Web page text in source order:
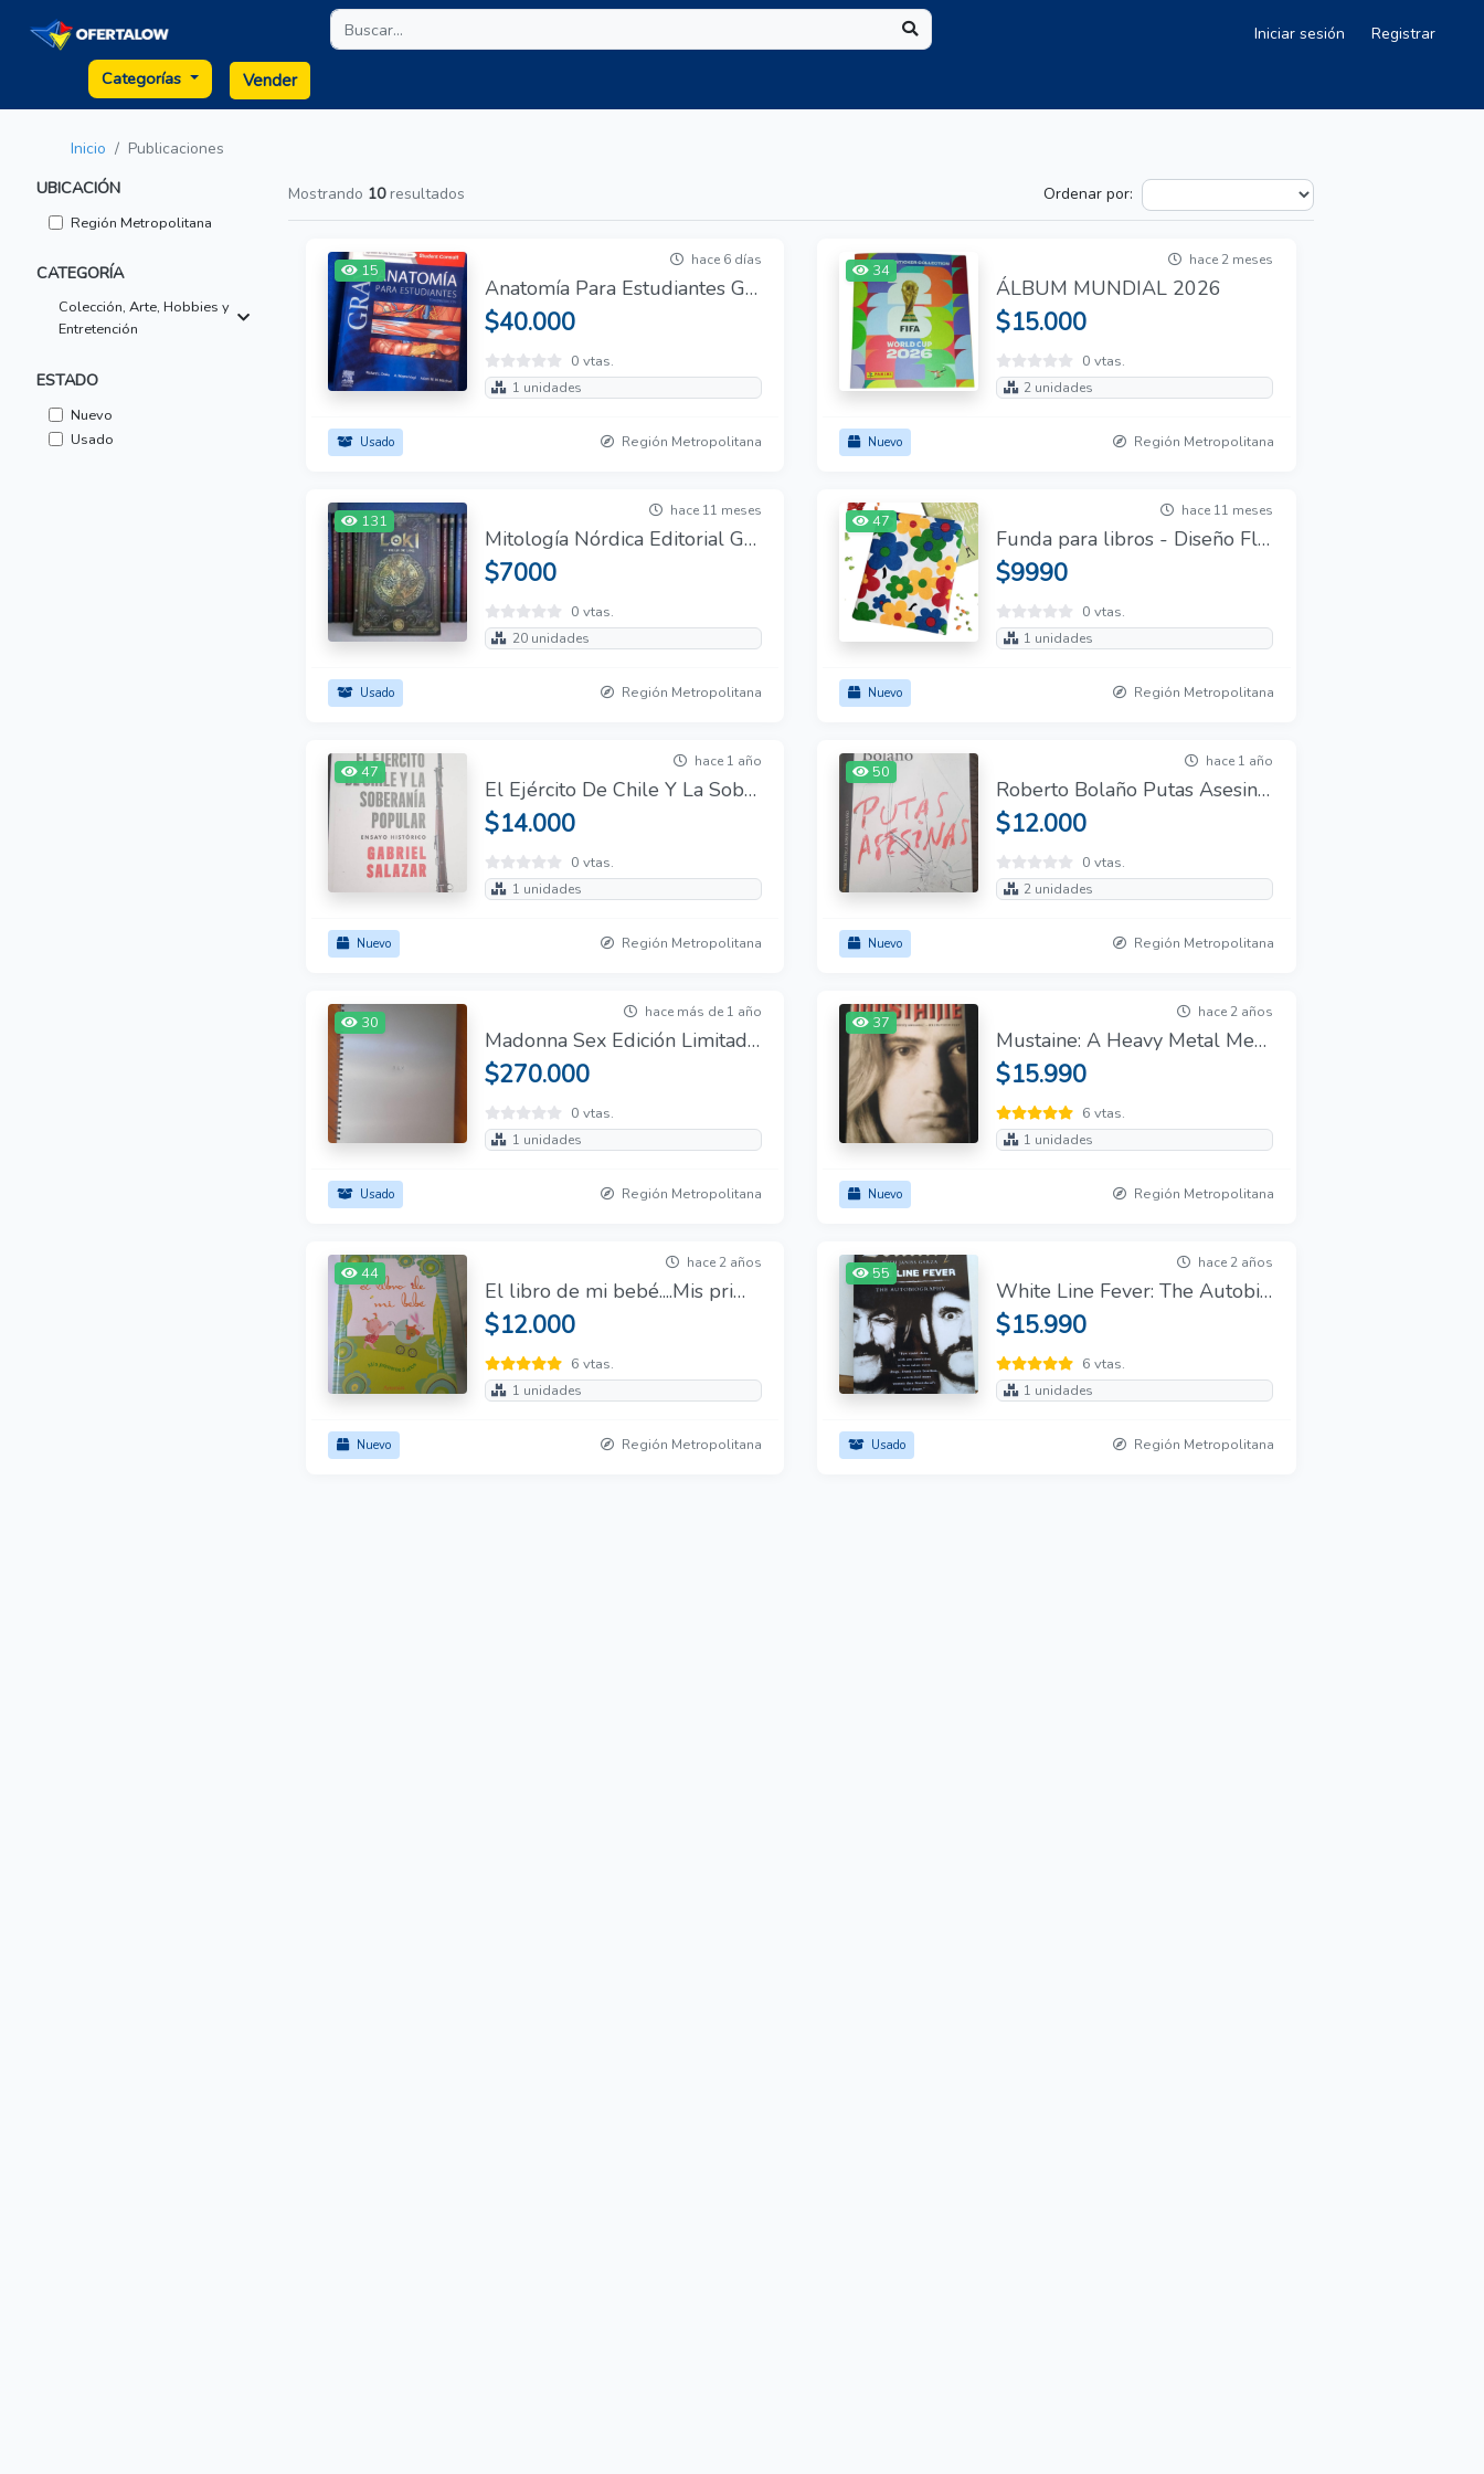
Iniciar sesión Registrar
Categorías Vender
Inicio Publicaciones
UBICACIÓN
Región Metropolitana
CATEGORÍA
Colección, Arte, Hobbies y
Entretención
ESTADO
Nuevo
Usado
Mostrando 10resultados Ordenar por:
15
hace 6 días
Anatomía Para Estudiantes GRAY 3a Edición
$40.000
0 vtas.
1 unidades
Usado Región Metropolitana
34
hace 2 meses
ÁLBUM MUNDIAL 2026
$15.000
0 vtas.
2 unidades
Nuevo Región Metropolitana
131
hace 11 meses
Mitología Nórdica Editorial Gredos
$7000
0 vtas.
20 unidades
Usado Región Metropolitana
47
hace 11 meses
Funda para libros - Diseño Floral
$9990
0 vtas.
1 unidades
Nuevo Región Metropolitana
47
hace 1 año
El Ejército De Chile Y La Soberanía Popular
$14.000
0 vtas.
1 unidades
Nuevo Región Metropolitana
50
hace 1 año
Roberto Bolaño Putas Asesinas
$12.000
0 vtas.
2 unidades
Nuevo Región Metropolitana
30
hace más de 1 año
Madonna Sex Edición Limitada en español con número de serie
$270.000
0 vtas.
1 unidades
Usado Región Metropolitana
37
hace 2 años
Mustaine: A Heavy Metal Memoir (Paperback) en Inglés
$15.990
6 vtas.
1 unidades
Nuevo Región Metropolitana
44
hace 2 años
El libro de mi bebé....Mis primeros 3 años
$12.000
6 vtas.
1 unidades
Nuevo Región Metropolitana
55
hace 2 años
White Line Fever: The Autobiography (en Inglés)
$15.990
6 vtas.
1 unidades
Usado Región Metropolitana